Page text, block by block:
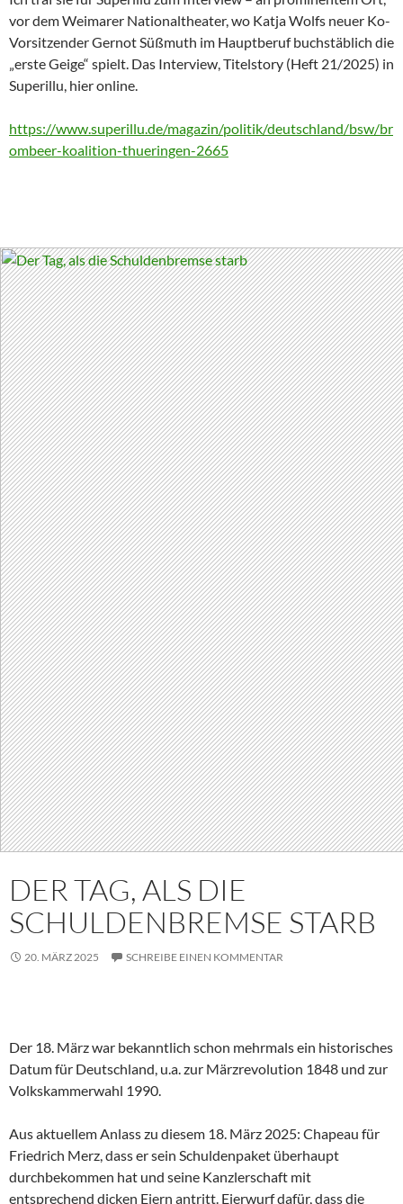
vor dem Weimarer Nationaltheater, wo Katja Wolfs neuer Ko-
Vorsitzender Gernot Süßmuth im Hauptberuf buchstäblich die
„erste Geige“ spielt. Das Interview, Titelstory (Heft 21/2025) in
Superillu, hier online.
https://www.superillu.de/magazin/politik/deutschland/bsw/br
ombeer-koalition-thueringen-2665
DER TAG, ALS DIE
SCHULDENBREMSE STARB
20. MÄRZ 2025 SCHREIBE EINEN KOMMENTAR
Der 18. März war bekanntlich schon mehrmals ein historisches
Datum für Deutschland, u.a. zur Märzrevolution 1848 und zur
Volkskammerwahl 1990.
Aus aktuellem Anlass zu diesem 18. März 2025: Chapeau für
Friedrich Merz, dass er sein Schuldenpaket überhaupt
durchbekommen hat und seine Kanzlerschaft mit
entsprechend dicken Eiern antritt. Eierwurf dafür, dass die